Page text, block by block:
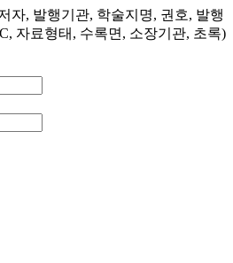
자, 발행기관, 학술지명, 권호, 발행
자료형태, 수록면, 소장기관, 초록)